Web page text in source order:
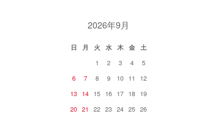
2026年9月
日 月 火 水 木 金
土
1
2 3 4
5
6
7 8 9 10 11
12
13 14 15 16 17 18 19
20 21 22 23 24 25 26